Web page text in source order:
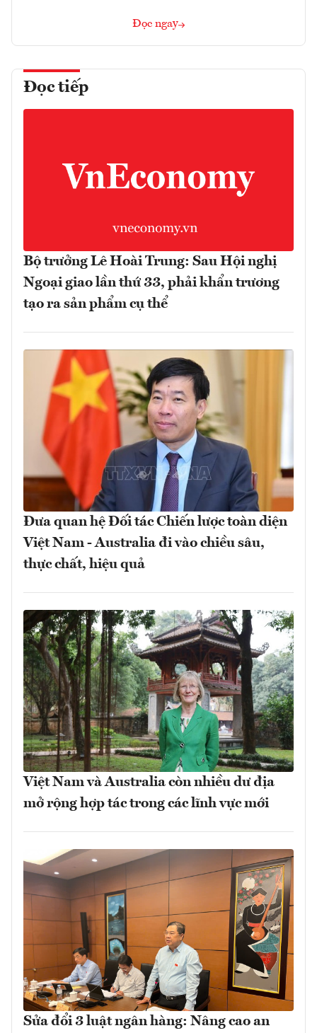
Đọc ngay
Đọc tiếp
Bộ trưởng Lê Hoài Trung: Sau Hội nghị
Ngoại giao lần thứ 33, phải khẩn trương
tạo ra sản phẩm cụ thể
Đưa quan hệ Đối tác Chiến lược toàn diện
Việt Nam - Australia đi vào chiều sâu,
thực chất, hiệu quả
Việt Nam và Australia còn nhiều dư địa
mở rộng hợp tác trong các lĩnh vực mới
Sửa đổi 3 luật ngân hàng: Nâng cao an